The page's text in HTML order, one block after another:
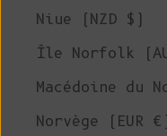
Niue (NZD $)
Île Norfolk
Macédoine du
Norvège (EUR €)